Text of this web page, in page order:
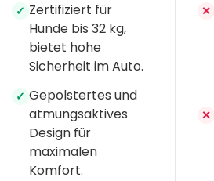
✓ Zertifiziert für
Hunde bis 32 kg,
bietet hohe
Sicherheit im Auto.
✓ Gepolstertes und
atmungsaktives
Design für
maximalen
Komfort.
✕
✕